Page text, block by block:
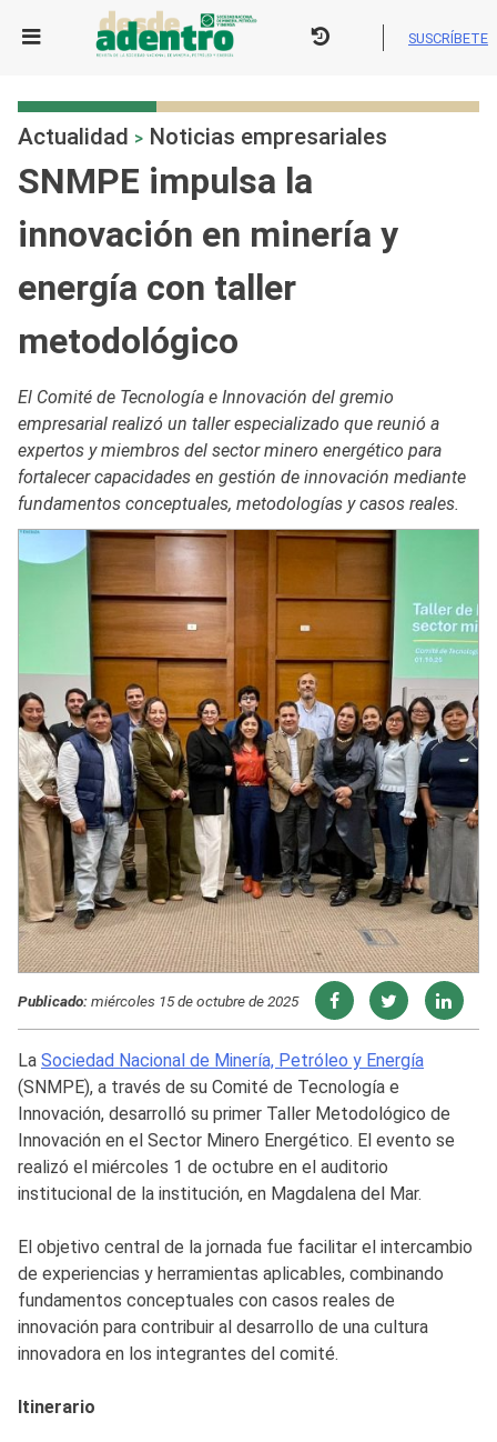
SUSCRÍBETE
Actualidad > Noticias empresariales
SNMPE impulsa la
innovación en minería y
energía con taller
metodológico
El Comité de Tecnología e Innovación del gremio
empresarial realizó un taller especializado que reunió a
expertos y miembros del sector minero energético para
fortalecer capacidades en gestión de innovación mediante
fundamentos conceptuales, metodologías y casos reales.
Publicado:miércoles 15 de octubre de 2025
La Sociedad Nacional de Minería, Petróleo y Energía
(SNMPE), a través de su Comité de Tecnología e
Innovación, desarrolló su primer Taller Metodológico de
Innovación en el Sector Minero Energético. El evento se
realizó el miércoles 1 de octubre en el auditorio
institucional de la institución, en Magdalena del Mar.
El objetivo central de la jornada fue facilitar el intercambio
de experiencias y herramientas aplicables, combinando
fundamentos conceptuales con casos reales de
innovación para contribuir al desarrollo de una cultura
innovadora en los integrantes del comité.
Itinerario